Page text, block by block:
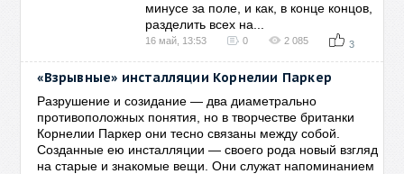
минусе за поле, и как, в конце концов,
разделить всех на...
16 май, 13:53 0 2 085 3
«Взрывные» инсталляции Корнелии Паркер
Разрушение и созидание — два диаметрально
противоположных понятия, но в творчестве британки
Корнелии Паркер они тесно связаны между собой.
Созданные ею инсталляции — своего рода новый взгляд
на старые и знакомые вещи. Они служат напоминанием